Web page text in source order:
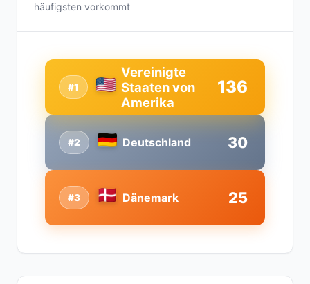
häufigsten vorkommt
#2 Deutschland 30
#1
Vereinigte
Staaten von
Amerika
136
#3 Dänemark 25